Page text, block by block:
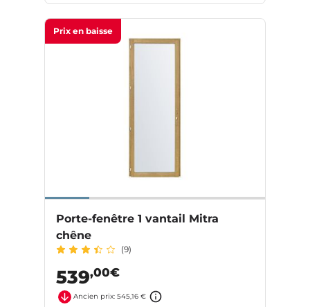
Prix en baisse
Porte-fenêtre 1 vantail Mitra
chêne
(9)
539,00€
Ancien prix: 545,16 €